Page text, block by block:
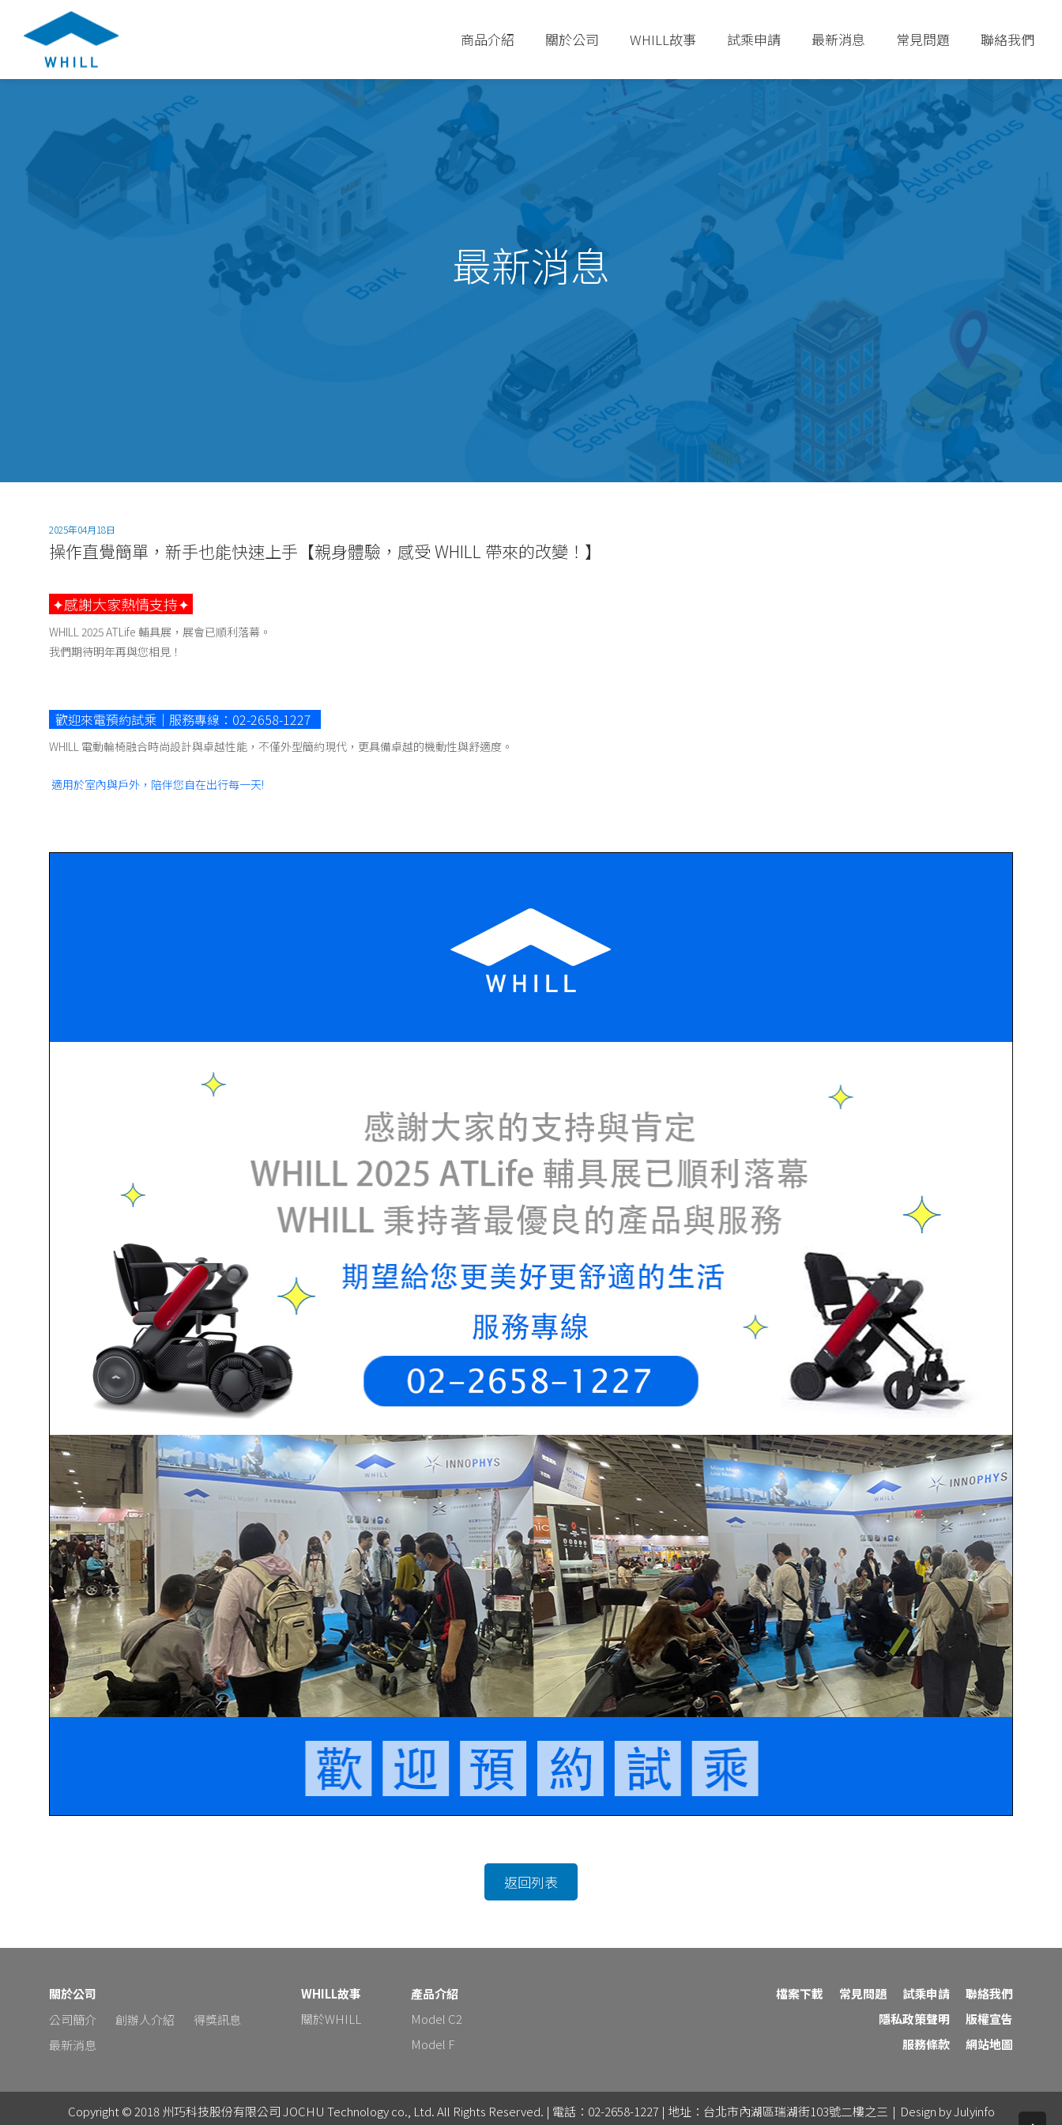
商品介紹 關於公司 WHILL故事 試乘申請 最新消息 常見問題 聯絡我們
最新消息
2025年04月18日
操作直覺簡單，新手也能快速上手【親身體驗，感受 WHILL 帶來的改變！】
✦感謝大家熱情支持✦
WHILL 2025 ATLife 輔具展，展會已順利落幕。
我們期待明年再與您相見！
歡迎來電預約試乘｜服務專線：02-2658-1227
WHILL 電動輪椅融合時尚設計與卓越性能，不僅外型簡約現代，更具備卓越的機動性與舒適度。
適用於室內與戶外，陪伴您自在出行每一天!
返回列表
關於公司
公司簡介
創辦人介紹
得獎訊息
最新消息
WHILL故事
關於WHILL
產品介紹
Model C2
Model F
檔案下載 常見問題 試乘申請
聯絡我們
隱私政策聲明
版權宣告
服務條款
網站地圖
Copyright © 2018 州巧科技股份有限公司 JOCHU Technology co., Ltd. All Rights Reserved. | 電話：02-2658-1227 | 地址：台北市內湖區瑞湖街103號二樓之三 | Design by Julyinfo